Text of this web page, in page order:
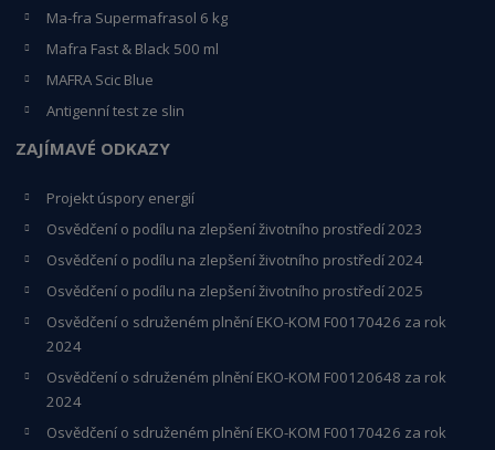
Ma-fra Supermafrasol 6 kg
Mafra Fast & Black 500 ml
MAFRA Scic Blue
Antigenní test ze slin
ZAJÍMAVÉ ODKAZY
Projekt úspory energií
Osvědčení o podílu na zlepšení životního prostředí 2023
Osvědčení o podílu na zlepšení životního prostředí 2024
Osvědčení o podílu na zlepšení životního prostředí 2025
Osvědčení o sdruženém plnění EKO-KOM F00170426 za rok
2024
Osvědčení o sdruženém plnění EKO-KOM F00120648 za rok
2024
Osvědčení o sdruženém plnění EKO-KOM F00170426 za rok